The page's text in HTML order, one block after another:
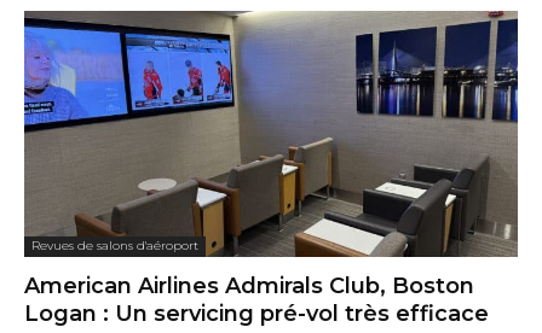
Revues de salons d'aéroport
American Airlines Admirals Club, Boston
Logan : Un servicing pré-vol très efficace